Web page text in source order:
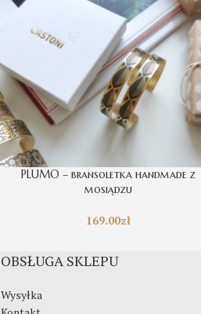
PLUMO – bransoletka handmade z
mosiądzu
169.00zł
OBSŁUGA SKLEPU
Wysyłka